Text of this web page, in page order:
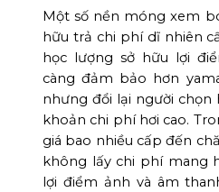
Một số nền móng xem
hữu trả chi phí dĩ nhiên
học lượng sở hữu lợi
càng đảm bảo hơn
nhưng đổi lại người chọn
khoản chi phí hơi cao.
giá bao nhiều cấp đến
không lấy chi phí mang
lợi điểm ảnh và âm